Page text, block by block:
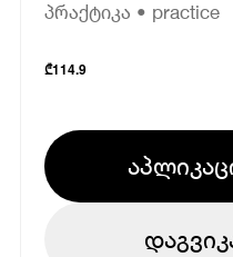
პრაქტიკა • practice
₾114.9